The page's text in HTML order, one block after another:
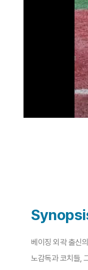
베이징 외곽 출신
노감독과 코치들,